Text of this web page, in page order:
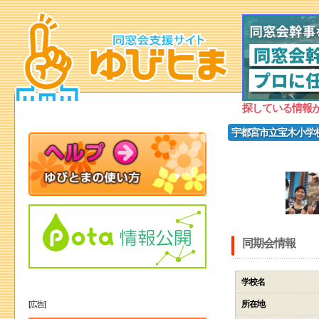
探している情報
宇都宮市立宝木小学
同期会情報
学校名
所在地
[広告]